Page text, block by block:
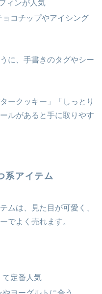
ィンが人気
コチップやアイシング
に、手書きのタグやシー
ークッキー」「しっとり
ルがあると手に取りやす
系アイテム
ムは、見た目が可愛く、
でよく売れます。
定番人気